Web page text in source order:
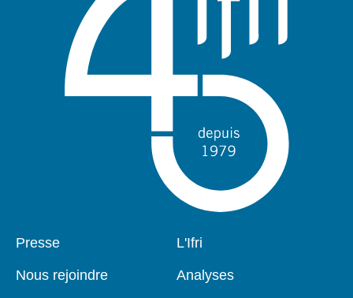
Pied
Presse
Nous rejoindre
Navigation
L'Ifri
Analyses